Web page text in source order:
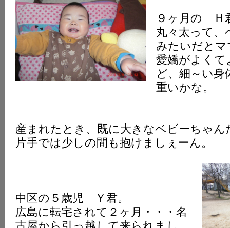
９ヶ月の Ｈ
丸々太って、
みたいだと
愛嬌がよく
ど、細～い
重いかな。
産まれたとき、既に大きなベビーちゃ
片手では少しの間も抱けましぇーん。
中区の５歳児 Ｙ君。
広島に転宅されて２ヶ月・・・名